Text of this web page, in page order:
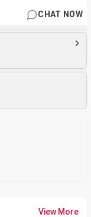
CHAT NOW
View More